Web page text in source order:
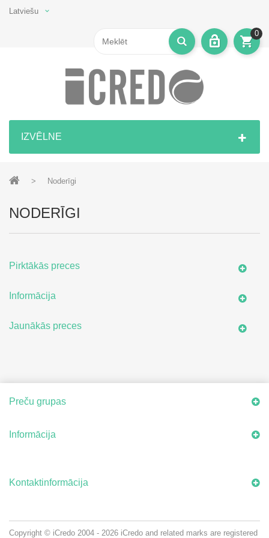
Latviešu
0
IZVĒLNE
> Noderīgi
NODERĪGI
Pirktākās preces
Informācija
Jaunākās preces
Preču grupas
Informācija
Kontaktinformācija
Copyright © iCredo 2004 - 2026 iCredo and related marks are registered